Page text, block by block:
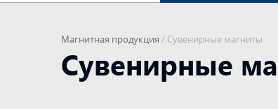
Магнитная продукция / Сувенирные магниты
Сувенирные